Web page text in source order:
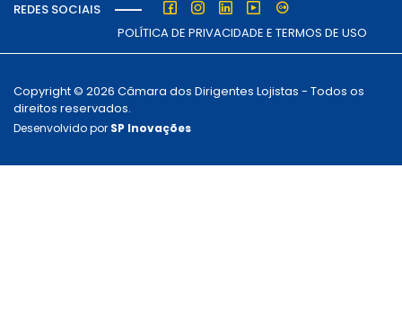
REDES SOCIAIS
POLÍTICA DE PRIVACIDADE E TERMOS DE USO
Copyright © 2026 Câmara dos Dirigentes Lojistas - Todos os
direitos reservados.
Desenvolvido por SP Inovações